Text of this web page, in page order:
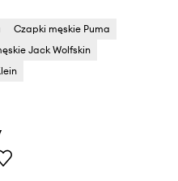
Czapki męskie Puma
Jack Wolfskin